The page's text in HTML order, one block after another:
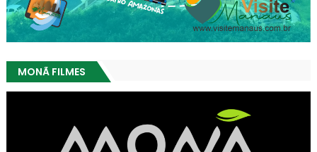
MONÃ FILMES